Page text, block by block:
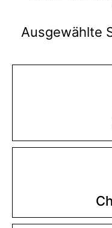
Ausgewählte